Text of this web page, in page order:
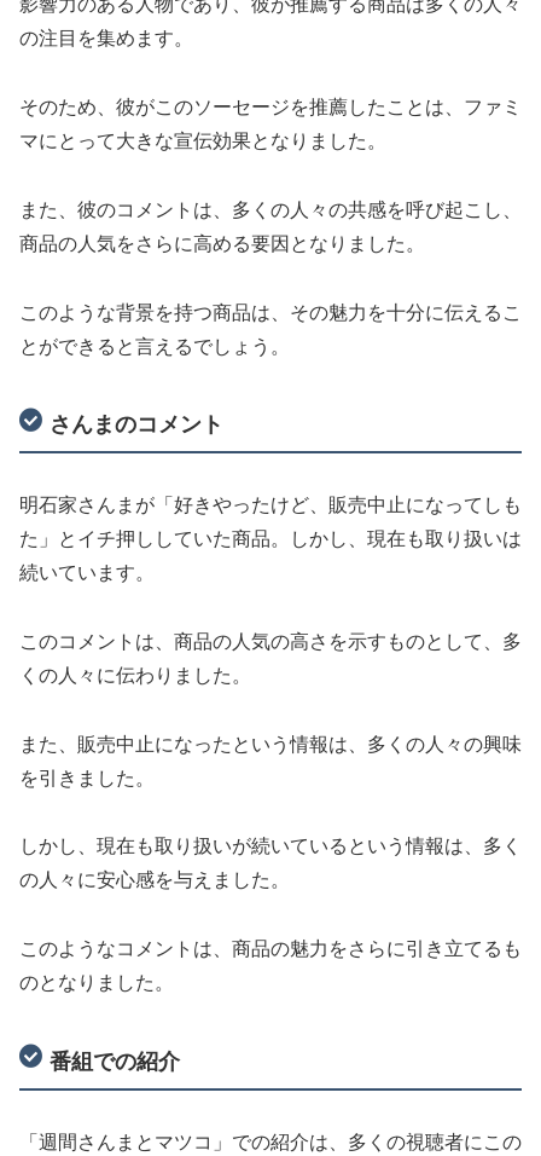
影響力のある人物であり、彼が推薦する商品は多くの人々
の注目を集めます。
そのため、彼がこのソーセージを推薦したことは、ファミ
マにとって大きな宣伝効果となりました。
また、彼のコメントは、多くの人々の共感を呼び起こし、
商品の人気をさらに高める要因となりました。
このような背景を持つ商品は、その魅力を十分に伝えるこ
とができると言えるでしょう。
さんまのコメント
明石家さんまが「好きやったけど、販売中止になってしも
た」とイチ押ししていた商品。しかし、現在も取り扱いは
続いています。
このコメントは、商品の人気の高さを示すものとして、多
くの人々に伝わりました。
また、販売中止になったという情報は、多くの人々の興味
を引きました。
しかし、現在も取り扱いが続いているという情報は、多く
の人々に安心感を与えました。
このようなコメントは、商品の魅力をさらに引き立てるも
のとなりました。
番組での紹介
「週間さんまとマツコ」での紹介は、多くの視聴者にこの